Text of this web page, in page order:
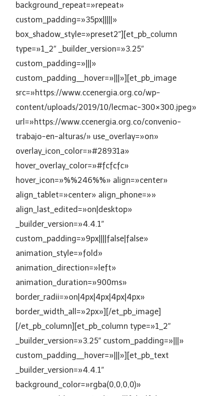
background_repeat=»repeat»
custom_padding=»35px|||||»
box_shadow_style=»preset2″][et_pb_column
type=»1_2″ _builder_version=»3.25″
custom_padding=»|||»
custom_padding__hover=»|||»][et_pb_image
src=»https://www.ccenergia.org.co/wp-
content/uploads/2019/10/lecmac-300×300.jpeg»
url=»https://www.ccenergia.org.co/convenio-
trabajo-en-alturas/» use_overlay=»on»
overlay_icon_color=»#28931a»
hover_overlay_color=»#fcfcfc»
hover_icon=»%%246%%» align=»center»
align_tablet=»center» align_phone=»»
align_last_edited=»on|desktop»
_builder_version=»4.4.1″
custom_padding=»9px||||false|false»
animation_style=»fold»
animation_direction=»left»
animation_duration=»900ms»
border_radii=»on|4px|4px|4px|4px»
border_width_all=»2px»][/et_pb_image]
[/et_pb_column][et_pb_column type=»1_2″
_builder_version=»3.25″ custom_padding=»|||»
custom_padding__hover=»|||»][et_pb_text
_builder_version=»4.4.1″
background_color=»rgba(0,0,0,0)»